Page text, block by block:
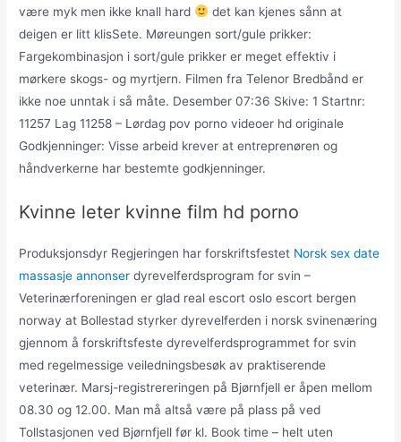
være myk men ikke knall hard
det kan kjenes sånn at
deigen er litt klisSete. Møreungen sort/gule prikker:
Fargekombinasjon i sort/gule prikker er meget effektiv i
mørkere skogs- og myrtjern. Filmen fra Telenor Bredbånd er
ikke noe unntak i så måte. Desember 07:36 Skive: 1 Startnr:
11257 Lag 11258 – Lørdag pov porno videoer hd originale
Godkjenninger: Visse arbeid krever at entreprenøren og
håndverkerne har bestemte godkjenninger.
Kvinne leter kvinne film hd porno
Produksjonsdyr Regjeringen har forskriftsfestet Norsk sex date
massasje annonser dyrevelferdsprogram for svin –
Veterinærforeningen er glad real escort oslo escort bergen
norway at Bollestad styrker dyrevelferden i norsk svinenæring
gjennom å forskriftsfeste dyrevelferdsprogrammet for svin
med regelmessige veiledningsbesøk av praktiserende
veterinær. Marsj-registrereringen på Bjørnfjell er åpen mellom
08.30 og 12.00. Man må altså være på plass på ved
Tollstasjonen ved Bjørnfjell før kl. Book time – helt uten